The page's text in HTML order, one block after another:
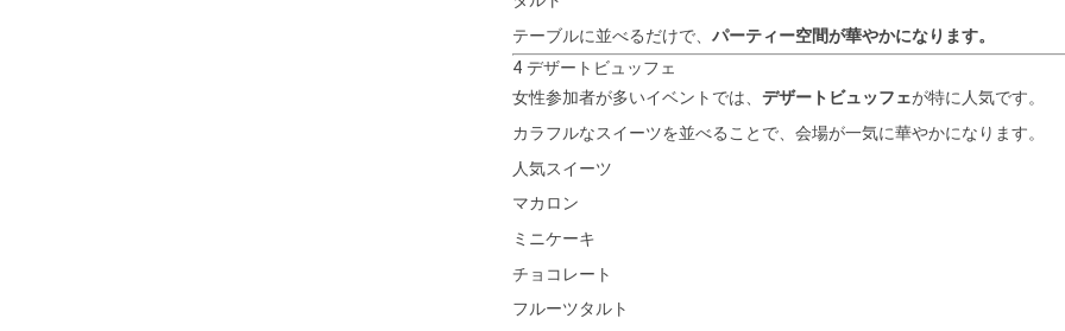
テーブルに並べるだけで、パーティー空間が華やかになります。
4 デザートビュッフェ
女性参加者が多いイベントでは、デザートビュッフェが特に人気です。
カラフルなスイーツを並べることで、会場が一気に華やかになります。
人気スイーツ
マカロン
ミニケーキ
チョコレート
フルーツタルト